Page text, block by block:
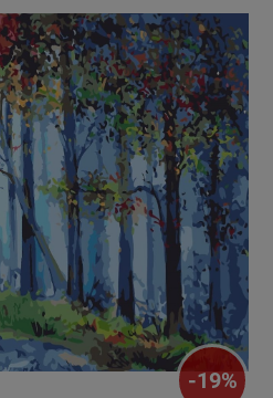
-19%